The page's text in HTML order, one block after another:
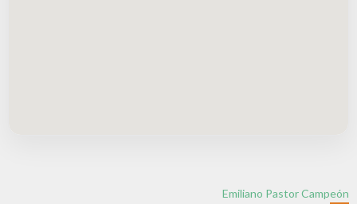
Emiliano Pastor Campeón